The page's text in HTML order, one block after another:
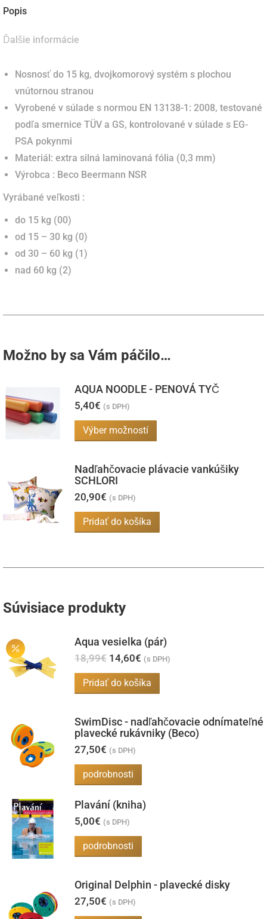
Popis
Ďalšie informácie
Nosnosť do 15 kg, dvojkomorový systém s plochou
vnútornou stranou
Vyrobené v súlade s normou EN 13138-1: 2008, testované
podľa smernice TÜV a GS, kontrolované v súlade s EG-
PSA pokynmi
Materiál: extra silná laminovaná fólia (0,3 mm)
Výrobca : Beco Beermann NSR
Vyrábané veľkosti :
do 15 kg (00)
od 15 – 30 kg (0)
od 30 – 60 kg (1)
nad 60 kg (2)
Možno by sa Vám páčilo…
AQUA NOODLE - PENOVÁ TYČ
5,40€ (s DPH)
Výber možností
produkt
má
Možnosti
si
Nadľahčovacie plávacie vankúšiky
SCHLORI
20,90€ (s DPH)
Pridať do košíka
Súvisiace produkty
Aqua vesielka (pár)
18,99€ Pôvodná
bola:
18,99€.
14,60€ Aktuálna
je:
14,60€.
(s DPH)
Pridať do košíka
SwimDisc - nadľahčovacie odnímateľné
plavecké rukávniky (Beco)
27,50€ (s DPH)
podrobnosti
Plavání (kniha)
5,00€ (s DPH)
podrobnosti
Original Delphin - plavecké disky
27,50€ (s DPH)